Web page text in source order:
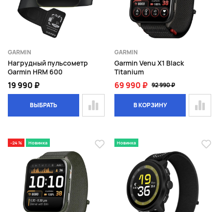
GARMIN
Нагрудный пульсометр
Garmin HRM 600
19 990 ₽
ВЫБРАТЬ
GARMIN
Garmin Venu X1 Black
Titanium
69 990 ₽ 92 990 ₽
В КОРЗИНУ
-24 % Новинка Новинка